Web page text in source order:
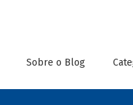
Sobre o Blog